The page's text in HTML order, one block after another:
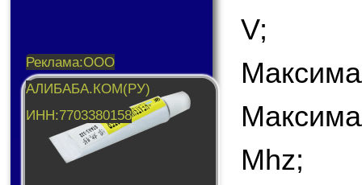
V;
Mhz;